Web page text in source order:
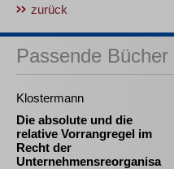
zurück
Passende Bücher
Klostermann
Die absolute und die
relative Vorrangregel im
Recht der
Unternehmensreorganisa